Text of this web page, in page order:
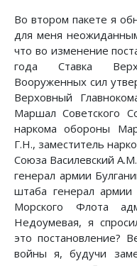
Во втором пакете я
для меня
что во изменение
года Ставка
Вооруженных сил
Верховный
Маршал Советского
наркома обороны
Г.Н., заместитель
Союза Василевский
генерал армии
штаба генерал
Морского Флота
Недоумевая, я
это постановление?
войны я, будучи